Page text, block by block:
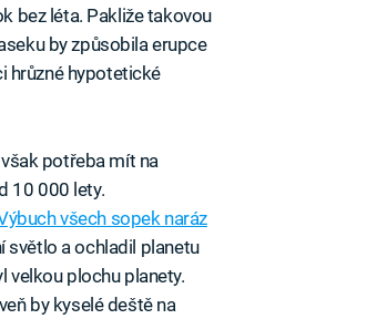
bez léta. Pakliže takovou
by způsobila erupce
hrůzné hypotetické
potřeba mít na
10 000 lety.
všech sopek naráz
světlo a ochladil planetu
velkou plochu planety.
by kyselé deště na